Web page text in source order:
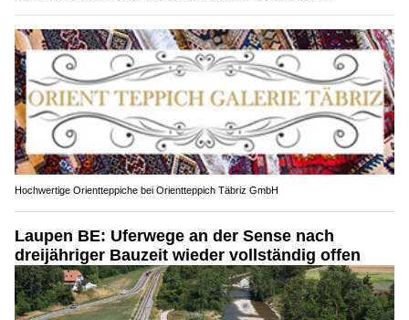
Hochwertige Orientteppiche bei Orientteppich Täbriz GmbH
Laupen BE: Uferwege an der Sense nach
dreijähriger Bauzeit wieder vollständig offen